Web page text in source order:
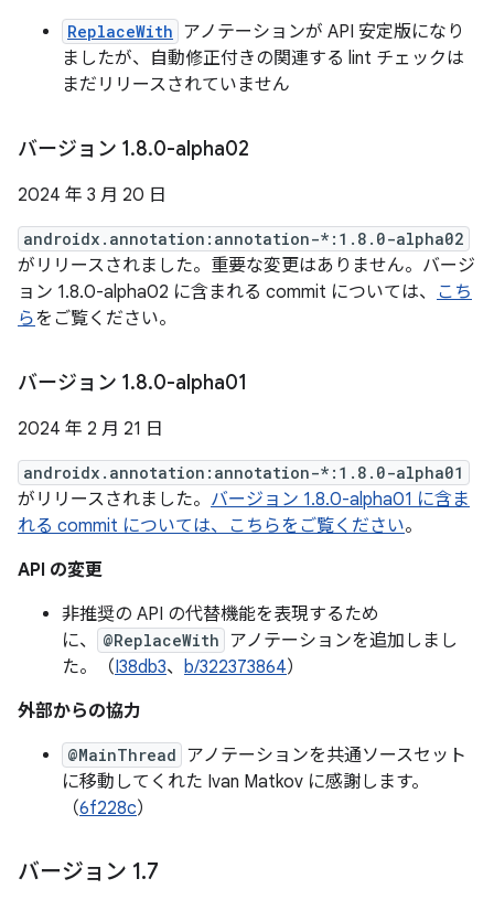
ReplaceWith アノテーションが API 安定版になり
ましたが、自動修正付きの関連する lint チェックは
まだリリースされていません
バージョン 1.8.0-alpha02
2024 年 3 月 20 日
androidx.annotation:annotation-*:1.8.0-alpha02
がリリースされました。重要な変更はありません。バージ
ョン 1.8.0-alpha02 に含まれる commit については、 こち
らをご覧ください。
バージョン 1.8.0-alpha01
2024 年 2 月 21 日
androidx.annotation:annotation-*:1.8.0-alpha01
がリリースされました。 バージョン 1.8.0-alpha01 に含ま
れる commit については、こちらをご覧ください。
API の変更
非推奨の API の代替機能を表現するため
に、
@ReplaceWith アノテーションを追加しまし
た。（I38db3、 b/322373864）
外部からの協力
@MainThread アノテーションを共通ソースセット
に移動してくれた Ivan Matkov に感謝します。
（6f228c）
バージョン 1.7